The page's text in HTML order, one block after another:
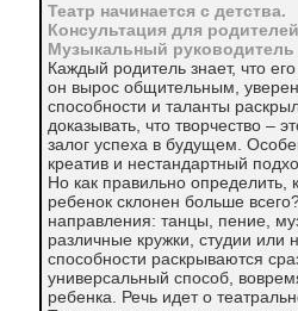
Театр начинается с детства.
Консультация для
Музыкальный
Каждый родитель знает, что
он вырос общительным,
способности и таланты
доказывать, что творчество –
залог успеха в будущем.
креатив и нестандартный
Но как правильно определить,
ребенок склонен больше
направления: танцы, пение,
различные кружки, студии или
способности раскрываются
универсальный способ,
ребенка. Речь идет о